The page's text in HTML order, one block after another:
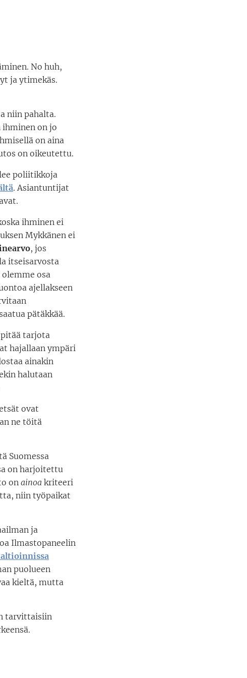
No huh,
ja ytimekäs.
niin pahalta.
ihminen on jo
on aina
on oikeutettu.
poliitikkoja
. Asiantuntijat
ihminen ei
Mykkänen ei
, jos
itseisarvosta
olemme osa
ajellakseen
pätäkkää.
pitää tarjota
hajallaan ympäri
ainakin
halutaan
ovat
ne töitä
Suomessa
on harjoitettu
on ainoa kriteeri
niin työpaikat
ja
Ilmastopaneelin
puolueen
kieltä, mutta
tarvittaisiin